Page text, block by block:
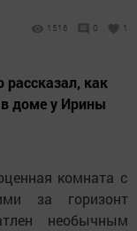
1516 0 1
как
доме у Ирины
комната с
за горизонт
необычным